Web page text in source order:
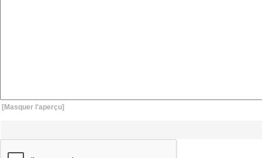
[Masquer l'aperçu]